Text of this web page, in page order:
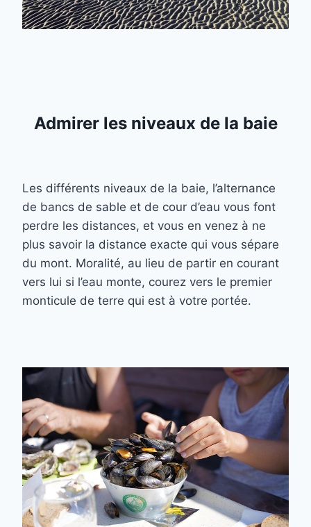
Admirer les niveaux de la baie
Les différents niveaux de la baie, l’alternance
de bancs de sable et de cour d’eau vous font
perdre les distances, et vous en venez à ne
plus savoir la distance exacte qui vous sépare
du mont. Moralité, au lieu de partir en courant
vers lui si l’eau monte, courez vers le premier
monticule de terre qui est à votre portée.